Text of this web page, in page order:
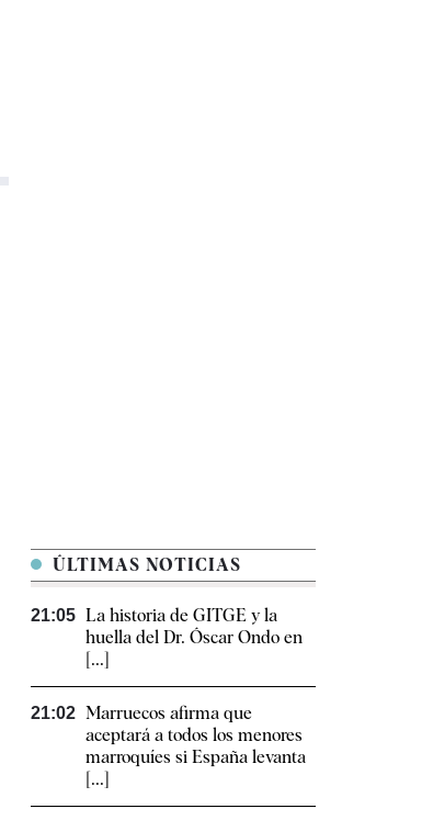
ÚLTIMAS NOTICIAS
21:05 La historia de GITGE y la
huella del Dr. Óscar Ondo en
[...]
21:02 Marruecos afirma que
aceptará a todos los menores
marroquíes si España levanta
[...]